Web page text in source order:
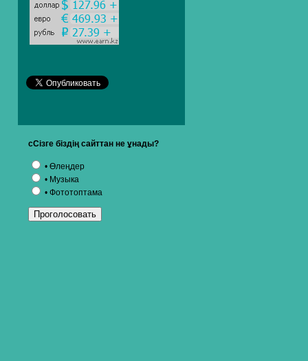
сСізге біздің сайттан не ұнады?
• Өлеңдер
• Музыка
• Фототоптама